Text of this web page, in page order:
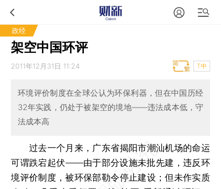
政经
架空中国环评
2011年12月31日 11:24 T中
环境评价制度在全球公认为环保利器，但在中国历经
32年实践，仍处于被架空的境地——违法成本低，守
法成本高
过去一个月来，广东省揭阳市潮汕机场的命运
可谓跌宕起伏——由于部分设施未批先建，违反环
境评价制度，被环保部勒令停止建设；但未作实质